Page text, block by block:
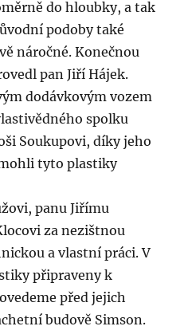
do hloubky, a tak
podoby také
náročné. Konečnou
pan Jiří Hájek.
dodávkovým vozem
spolku
Soukupovi, díky jeho
tyto plastiky
panu Jiřímu
za nezištnou
a vlastní práci. V
připraveny k
před jejich
budově Simson.